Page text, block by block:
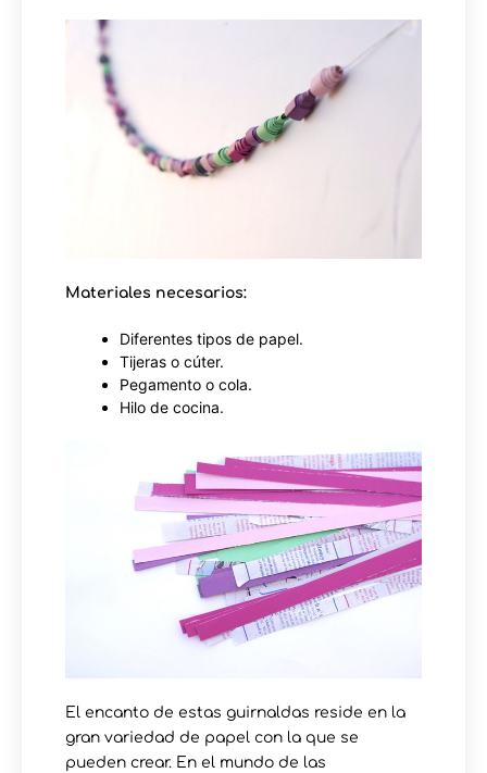
Materiales necesarios:
Diferentes tipos de papel.
Tijeras o cúter.
Pegamento o cola.
Hilo de cocina.
El encanto de estas guirnaldas reside en la
gran variedad de papel con la que se
pueden crear. En el mundo de las